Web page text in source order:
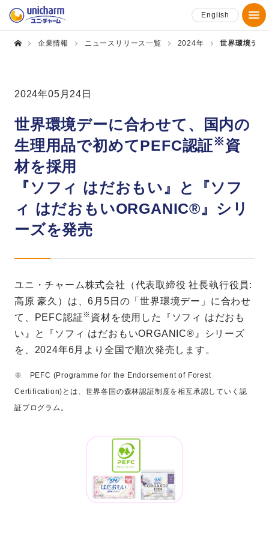
English
企業情報 ニュースリリース一覧 2024年 世界環境デー
2024年05月24日
世界環境デーに合わせて、国内の
生理用品で初めてPEFC認証※資
材を採用
『ソフィ はだおもい』と『ソフ
ィ はだおもいORGANIC®』シリ
ーズを発売
ユニ・チャーム株式会社（代表取締役 社長執行役員:
高原 豪久）は、6月5日の「世界環境デー」に合わせ
て、PEFC認証※ 資材を使用した『ソフィ はだおも
い』と『ソフィ はだおもいORGANIC®』シリーズ
を、2024年6月より全国で順次発売します。
※ PEFC (Programme for the Endorsement of Forest
Certification)とは、世界各国の森林認証制度を相互承認していく認
証プログラム。